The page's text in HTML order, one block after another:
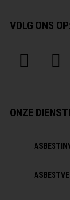
VOLG ONS OP:
ONZE